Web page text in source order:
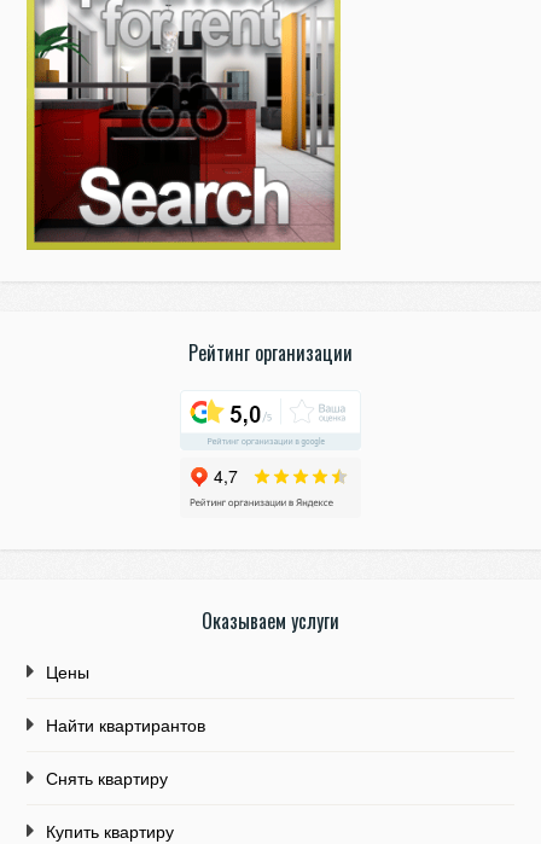
Рейтинг организации
Оказываем услуги
Цены
Найти квартирантов
Снять квартиру
Купить квартиру